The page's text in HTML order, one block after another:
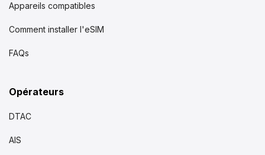
Appareils compatibles
Comment installer l'eSIM
FAQs
Opérateurs
DTAC
AIS